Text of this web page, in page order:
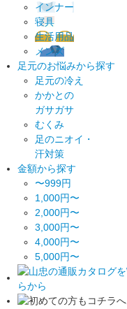
インナー
寝具
生活用品
メンズ
足元のお悩みから探す
足元の冷え
かかとの
ガサガサ
むくみ
足のニオイ・
汗対策
金額から探す
〜999円
1,000円〜
2,000円〜
3,000円〜
4,000円〜
5,000円〜